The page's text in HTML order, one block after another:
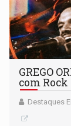
GREGO
com
Destaques